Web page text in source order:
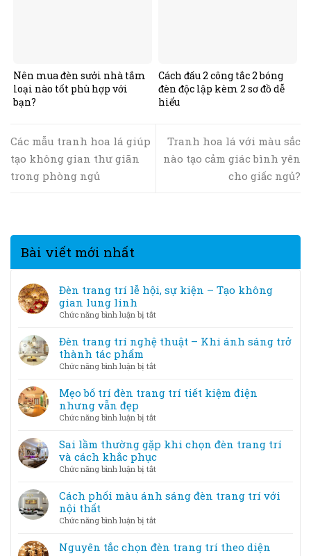
Nên mua đèn sưởi nhà tắm
loại nào tốt phù hợp với
bạn?
Cách đấu 2 công tắc 2 bóng
đèn độc lập kèm 2 sơ đồ dễ
hiểu
Các mẫu tranh hoa lá giúp
tạo không gian thư giãn
trong phòng ngủ
Tranh hoa lá với màu sắc
nào tạo cảm giác bình yên
cho giấc ngủ?
Bài viết mới nhất
Đèn trang trí lễ hội, sự kiện – Tạo không
gian lung linh
Chức năng bình luận bị tắtở
trang
trí
hội,
kiện
Tạo
gian
lung
linh
Đèn trang trí nghệ thuật – Khi ánh sáng trở
thành tác phẩm
Chức năng bình luận bị tắtở
trang
trí
thuật
Khi
ánh
sáng
thành
phẩm
Mẹo bố trí đèn trang trí tiết kiệm điện
nhưng vẫn đẹp
Chức năng bình luận bị tắtở
trí
đèn
trang
tiết
điện
vẫn
Sai lầm thường gặp khi chọn đèn trang trí
và cách khắc phục
Chức năng bình luận bị tắtở
lầm
thường
khi
đèn
Cách phối màu ánh sáng đèn trang trí với
nội thất
Chức năng bình luận bị tắtở
phối
Nguyên tắc chọn đèn trang trí theo diện